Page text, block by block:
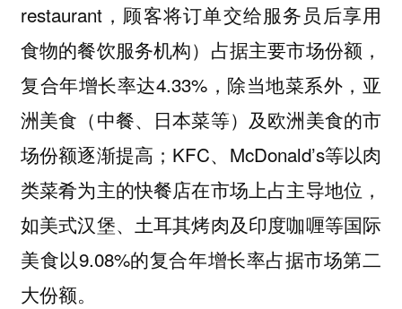
restaurant，顾客将订单交给服务员后享用
食物的餐饮服务机构）占据主要市场份额，
复合年增长率达4.33%，除当地菜系外，亚
洲美食（中餐、日本菜等）及欧洲美食的市
场份额逐渐提高；KFC、McDonald’s等以肉
类菜肴为主的快餐店在市场上占主导地位，
如美式汉堡、土耳其烤肉及印度咖喱等国际
美食以9.08%的复合年增长率占据市场第二
大份额。